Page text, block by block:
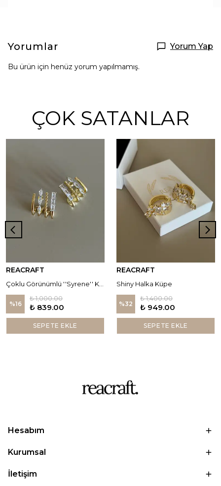
Yorumlar Yorum Yap
Bu ürün için henüz yorum yapılmamış.
ÇOK SATANLAR
REACRAFT
%16
₺ 1,000.00
₺ 839.00
SEPETE EKLE
REACRAFT
Shiny Halka Küpe
%32
₺ 1,400.00
₺ 949.00
SEPETE EKLE
Hesabım
Kurumsal
İletişim